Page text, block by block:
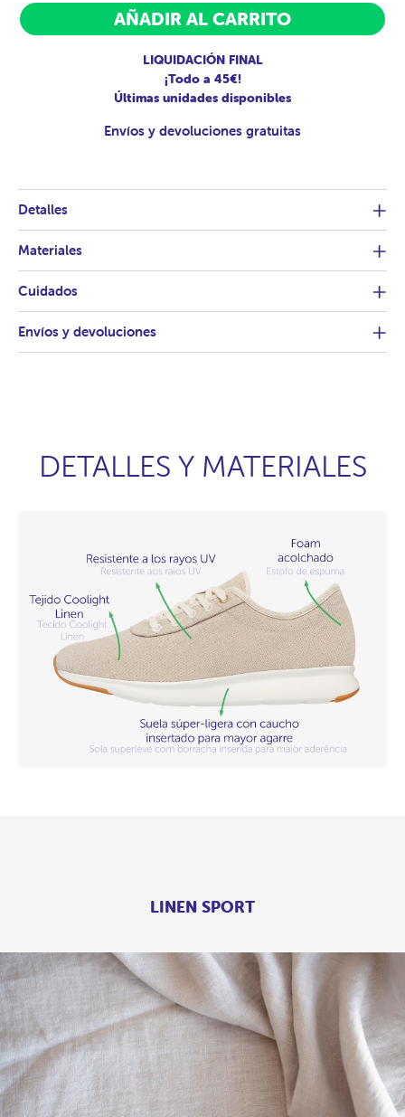
AÑADIR AL CARRITO
LIQUIDACIÓN FINAL
¡Todo a 45€!
Últimas unidades disponibles
Envíos y devoluciones gratuitas
Detalles
Materiales
Cuidados
Envíos y devoluciones
DETALLES Y MATERIALES
LINEN SPORT